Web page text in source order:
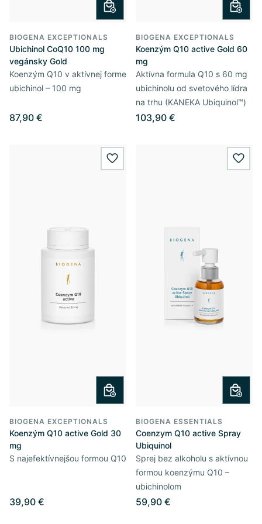
BIOGENA EXCEPTIONALS
Ubichinol CoQ10 100 mg
vegánsky Gold
Koenzým Q10 v aktívnej forme
ubichinol – 100 mg
87,90 €
BIOGENA EXCEPTIONALS
Koenzým Q10 active Gold 60
mg
Aktívna formula Q10 s 60 mg
ubichinolu od svetového lídra
na trhu (KANEKA Ubiquinol™)
103,90 €
wishlist.add
BIOGENA EXCEPTIONALS
Koenzým Q10 active Gold 30
mg
S najefektívnejšou formou Q10
39,90 €
BIOGENA ESSENTIALS
Coenzym Q10 active Spray
Ubiquinol
Sprej bez alkoholu s aktívnou
formou koenzýmu Q10 –
ubichinolom
59,90 €